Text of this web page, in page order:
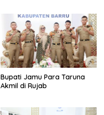
Bupati Jamu Para Taruna
Akmil di Rujab